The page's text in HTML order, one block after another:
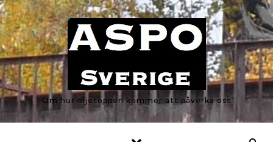
Skip to content
Om hur oljetoppen kommer att påverka oss